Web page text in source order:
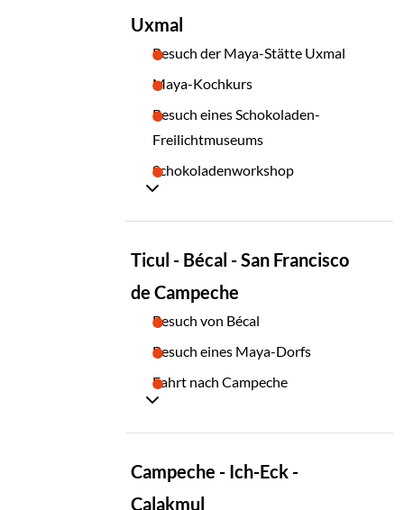
Uxmal
Besuch der Maya-Stätte Uxmal
Maya-Kochkurs
Besuch eines Schokoladen-
Freilichtmuseums
Schokoladenworkshop
Ticul - Bécal - San Francisco
de Campeche
Besuch von Bécal
Besuch eines Maya-Dorfs
Fahrt nach Campeche
Campeche - Ich-Eck -
Calakmul